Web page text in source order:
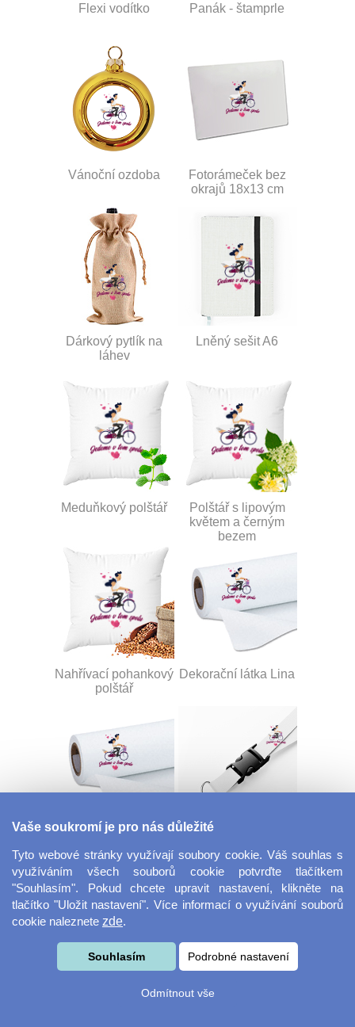
Flexi vodítko Panák - štamprle
Vánoční ozdoba
Fotorámeček bez
okrajů 18x13 cm
Dárkový pytlík na
láhev
Lněný sešit A6
Meduňkový polštář
Polštář s lipovým
květem a černým
bezem
Nahřívací pohankový
polštář
Dekorační látka Lina
Miranda
přezkou
Vaše soukromí je pro nás důležité
Tyto webové stránky využívají soubory cookie. Váš souhlas s
využíváním všech souborů cookie potvrďte tlačítkem
"Souhlasím". Pokud chcete upravit nastavení, klikněte na
tlačítko "Uložit nastavení". Více informací o využívání souborů
cookie naleznete zde.
Souhlasím Podrobné nastavení
Odmítnout vše